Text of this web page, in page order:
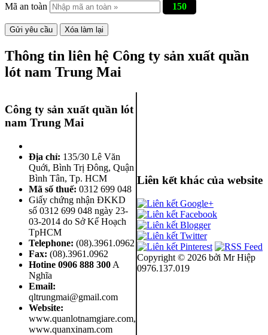
Bộ sưu tập quần lót nam Boxer
TpHCM
Quần lót nam boxer thun lạnh
Nguyên bộ quần lót nam Boxer
thun lạnh giá rẻ
Dễ chịu hơn với quần lót nam
giá rẻ vải Cotton 4 chiều
Mã an toàn 150
Thông tin liên hệ Công ty sản xuất quần
lót nam Trung Mai
Công ty sản xuất quần lót
nam Trung Mai
Địa chỉ: 135/30 Lê Văn
Quới, Bình Trị Đông, Quận
Bình Tân, Tp. HCM
Mã số thuế: 0312 699 048
Giấy chứng nhận ĐKKD
số 0312 699 048 ngày 23-
03-2014 do Sở Kế Hoạch
TpHCM
Telephone: (08).3961.0962
Fax: (08).3961.0962
Hotine 0906 888 300 A
Nghĩa
Email:
qltrungmai@gmail.com
Website:
www.quanlotnamgiare.com,
www.quanxinam.com
Liên kết khác của website
Copyright © 2026 bởi Mr Hiệp
0976.137.019